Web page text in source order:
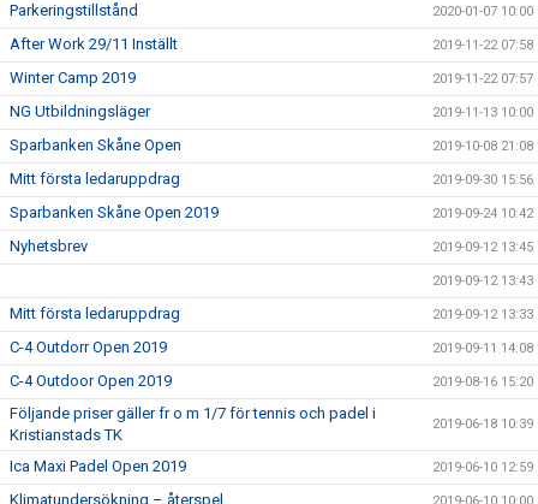
Parkeringstillstånd 2020-01-07 10:00
After Work 29/11 Inställt 2019-11-22 07:58
Winter Camp 2019 2019-11-22 07:57
NG Utbildningsläger 2019-11-13 10:00
Sparbanken Skåne Open 2019-10-08 21:08
Mitt första ledaruppdrag 2019-09-30 15:56
Sparbanken Skåne Open 2019 2019-09-24 10:42
Nyhetsbrev 2019-09-12 13:45
2019-09-12 13:43
Mitt första ledaruppdrag 2019-09-12 13:33
C-4 Outdorr Open 2019 2019-09-11 14:08
C-4 Outdoor Open 2019 2019-08-16 15:20
Följande priser gäller fr o m 1/7 för tennis och padel i
Kristianstads TK
2019-06-18 10:39
Ica Maxi Padel Open 2019 2019-06-10 12:59
Klimatundersökning – återspel